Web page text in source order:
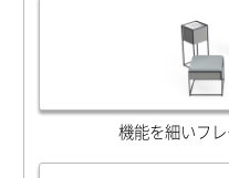
機能を細いフ